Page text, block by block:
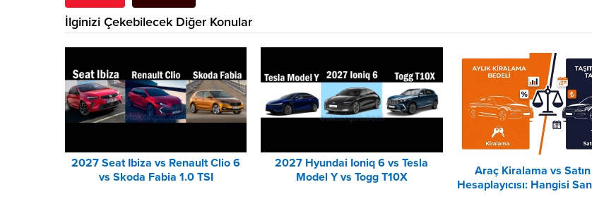
İlginizi Çekebilecek Diğer Konular
2027 Seat Ibiza vs Renault Clio 6
vs Skoda Fabia 1.0 TSI
2027 Hyundai Ioniq 6 vs Tesla
Model Y vs Togg T10X
Araç Kiralama vs
Hesaplayıcısı: Hangisi